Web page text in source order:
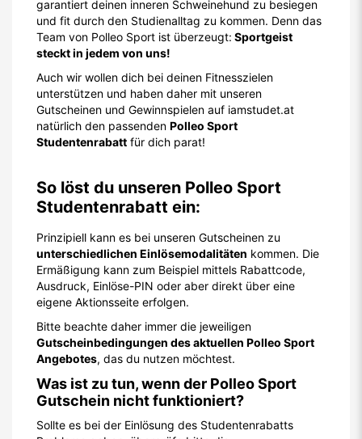
Studentenrabatt ein:
Prinzipiell kann es bei unseren Gutscheinen zu
Ermäßigung kann zum Beispiel mittels Rabattcode,
Ausdruck, Einlöse-PIN oder aber direkt über eine
eigene Aktionsseite erfolgen.
Bitte beachte daher immer die jeweiligen
Was ist zu tun, wenn der Polleo Sport
Gutschein nicht funktioniert?
Sollte es bei der Einlösung des Studentenrabatts
Probleme geben, überprüfe bitte die
Einlösebedingungen des Polleo Sport Gutscheins
und vergewissere dich, dass dein Couponcode zeitlich
noch gültig ist, du den Code nicht schon einmal
Rabattbedingungen erfüllt sind.
Bei manchen Angeboten gilt der Gutscheincode zum
Beispiel nur für
Bestandskunden. Oder es gilt einen
Mindestbestellwert(MBW) zu erreichen.
Falls es weiterhin zu Problemen bei der Einlösung des